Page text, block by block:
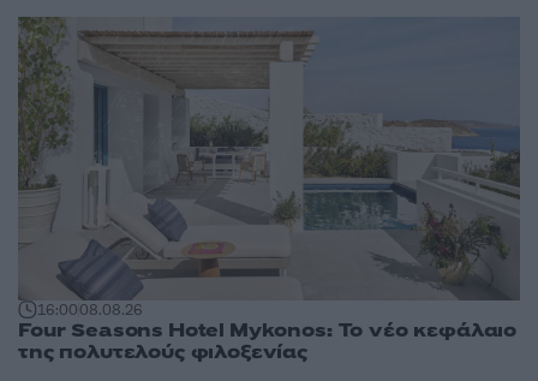
16:0008.08.26
Four Seasons Hotel Mykonos: Το νέο κεφάλαιο
της πολυτελούς φιλοξενίας